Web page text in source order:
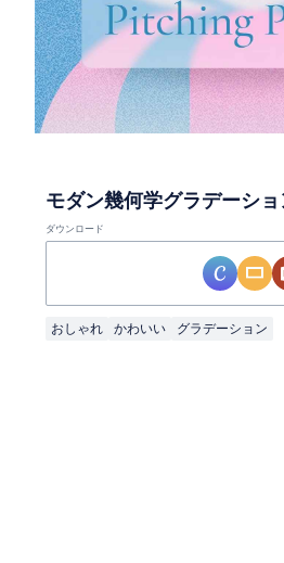
ダウンロード
おしゃれ かわいい グラデーション